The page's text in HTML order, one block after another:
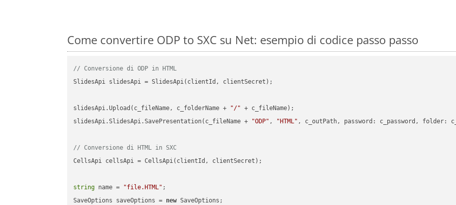
Come convertire ODP to SXC su Net: esempio di codice passo passo
// Conversione di ODP in HTML
SlidesApi slidesApi = SlidesApi(clientId, clientSecret);
slidesApi.Upload(c_fileName, c_folderName + "/" + c_fileName);
slidesApi.SlidesApi.SavePresentation(c_fileName +
"ODP" , "HTML" , c_outPath, password: c_password, folder:
// Conversione di HTML in SXC
CellsApi cellsApi = CellsApi(clientId, clientSecret);
string name = "file.HTML" ;
SaveOptions saveOptions = new SaveOptions;